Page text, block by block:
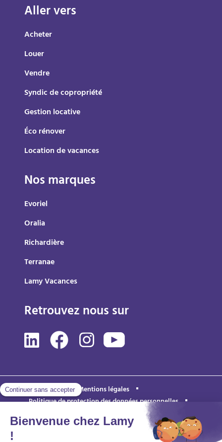
Aller vers
Acheter
Louer
Vendre
Syndic de copropriété
Gestion locative
Éco rénover
Location de vacances
Nos marques
Evoriel
Oralia
Richardière
Terranae
Lamy Vacances
Retrouvez nous sur
Mentions légales
Politique de protection des données personnelles
Accessibilité : partiellement conforme